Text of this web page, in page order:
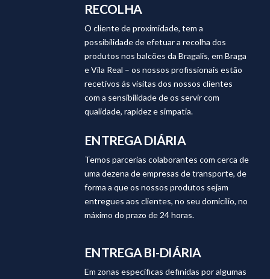
RECOLHA
O cliente de proximidade, tem a
possibilidade de efetuar a recolha dos
produtos nos balcões da Bragalis, em Braga
e Vila Real – os nossos profissionais estão
recetivos ás visitas dos nossos clientes
com a sensibilidade de os servir com
qualidade, rapidez e simpatia.
ENTREGA DIÁRIA
Temos parcerias colaborantes com cerca de
uma dezena de empresas de transporte, de
forma a que os nossos produtos sejam
entregues aos clientes, no seu domicilio, no
máximo do prazo de 24 horas.
ENTREGA BI-DIÁRIA
Em zonas especificas definidas por algumas